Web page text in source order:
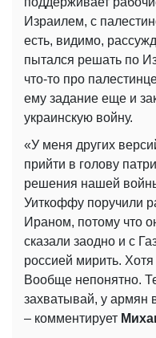
Израилем, с
есть, видимо,
пытался решать по
что-то про
ему задание еще и
украинскую войну.
«У меня других
прийти в голову
решения нашей
Уиткоффу поручили
Ираном, потому что
сказали заодно и с
россией мирить.
Вообще непонятно.
захватывай, у армян
– комментирует